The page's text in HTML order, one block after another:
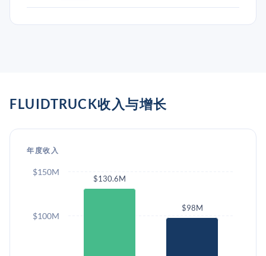
FLUIDTRUCK收入与增长
年度收入
$130.6M
$98M
$100M
$150M